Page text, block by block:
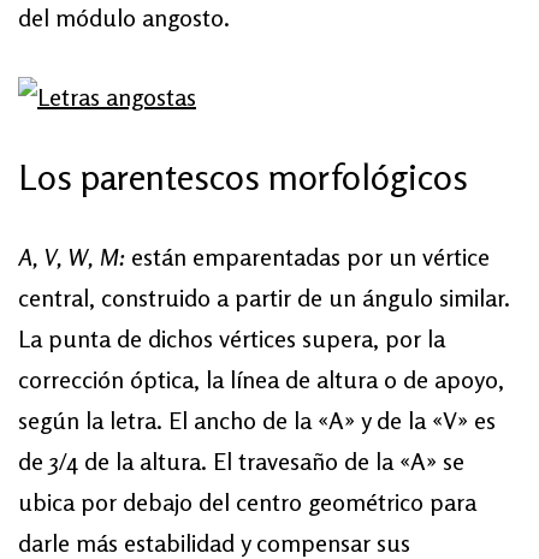
del módulo angosto.
Los parentescos morfológicos
A, V, W, M: están emparentadas por un vértice
central, construido a partir de un ángulo similar.
La punta de dichos vértices supera, por la
corrección óptica, la línea de altura o de apoyo,
según la letra. El ancho de la «A» y de la «V» es
de 3/4 de la altura. El travesaño de la «A» se
ubica por debajo del centro geométrico para
darle más estabilidad y compensar sus